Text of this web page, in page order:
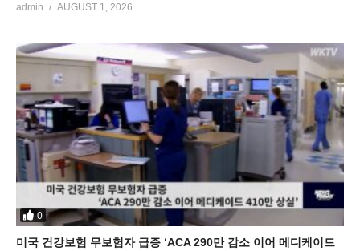
admin AUGUST 1, 2026
0
미국 건강보험 무보험자 급증 ‘ACA 290만 감소 이어 메디케이드